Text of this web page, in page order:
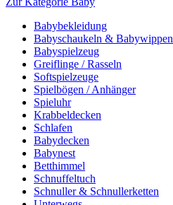
Babybekleidung
Babyschaukeln & Babywippen
Babyspielzeug
Greiflinge / Rasseln
Softspielzeuge
Spielbögen / Anhänger
Spieluhr
Krabbeldecken
Schlafen
Babydecken
Babynest
Betthimmel
Schnuffeltuch
Schnuller & Schnullerketten